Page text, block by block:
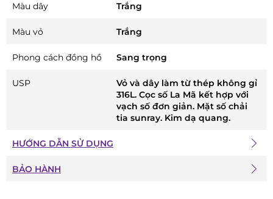
Màu dây Trắng
Màu vỏ Trắng
Phong cách đồng hồ Sang trọng
USP
Vỏ và dây làm từ thép không gỉ
316L. Cọc số La Mã kết hợp với
vạch số đơn giản. Mặt số chải
tia sunray. Kim dạ quang.
HƯỚNG DẪN SỬ DỤNG
BẢO HÀNH